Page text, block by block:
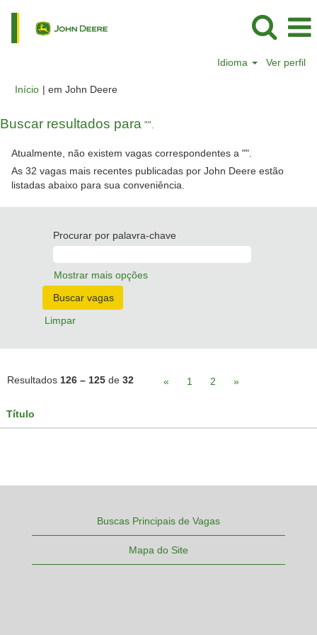
Idioma Ver perfil
Início | em John Deere(página
Buscar resultados para "".
Atualmente, não existem vagas correspondentes a "".
As 32 vagas mais recentes publicadas por John Deere estão
listadas abaixo para sua conveniência.
Procurar por palavra-chave
Mostrar mais opções
Limpar
Resultados 126 – 125 de 32 « 1 2 »
Título
Buscas Principais de Vagas
Mapa do Site